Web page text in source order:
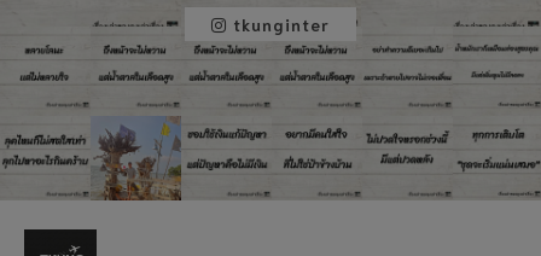
tkunginter